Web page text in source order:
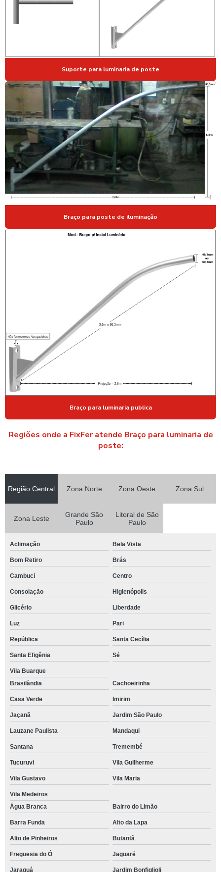
POSTE DE AÇO GALVANIZADO VALOR
POSTE DE AÇO PARA QUADRAS ESPORTIVAS
POSTE PARA CAMERA CFTV
POSTE CURVO DUPLO
POSTE CURVO DUPLO ENGASTADO
POSTE CURVO SIMPLES
POSTE CURVO SIMPLES PREÇO
POSTE DE FERRO GALVANIZADO
POSTE DE FERRO GALVANIZADO PREÇO
POSTE DE FERRO PARA ILUMINAÇÃO
POSTE GALVANIZADO
POSTE DE ILUMINAÇÃO AÇO GALVANIZADO
POSTE DE ILUMINAÇÃO PARA ESTACIONAMENTO
POSTE DE ILUMINAÇÃO GALVANIZADO
POSTE DE ILUMINAÇÃO PUBLICA AÇO GALVANIZADO
POSTE PARA ILUMINAÇÃO DE QUADRA
POSTE ILUMINAÇÃO QUADRA ESPORTIVA PREÇO
POSTE PARA INSTALAÇÃO DE CAMERAS
POSTE PARA INSTALAÇÃO DE PARA RAIO
POSTE METALICO ENGASTADO
POSTE PAINEL FOTOVOLTAICO
POSTE TUBULAR GALVANIZADO
POSTES PARA FIXAÇÃO DE CAMERAS
POSTES GALVANIZADOS EM SÃO PAULO
POSTES PARA ILUMINAÇÃO DE QUADRAS ESPORTIVAS
POSTES PARA INSTALAR CAMERAS
POSTES METALICOS PARA CAMERAS
POSTES METÁLICOS PARA CÂMERAS DE SEGURANÇA
SUPORTE PARA LUMINARIA PUBLICA
Suporte para luminaria de poste
Braço para poste de iluminação
Braço para luminaria publica
Regiões onde a FixFer atende Braço para luminaria de
poste:
Região Central Zona Norte Zona Oeste Zona Sul
Zona Leste
Grande São
Paulo
Litoral de São
Paulo
Aclimação Bela Vista
Bom Retiro Brás
Cambuci Centro
Consolação Higienópolis
Glicério Liberdade
Luz Pari
República Santa Cecília
Santa Efigênia Sé
Vila Buarque
Brasilândia
Cachoeirinha
Casa Verde Imirim
Jaçanã Jardim São Paulo
Lauzane Paulista Mandaqui
Santana Tremembé
Tucuruvi Vila Guilherme
Vila Gustavo Vila Maria
Vila Medeiros
Água Branca
Bairro do Limão
Barra Funda Alto da Lapa
Alto de Pinheiros Butantã
Freguesia do Ó Jaguaré
Jaraguá Jardim Bonfiglioli